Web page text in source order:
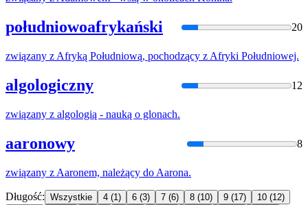
południowoafrykański 20
związany z Afryką Południową, pochodzący z Afryki Południowej.
algologiczny 12
związany z algologią - nauką o glonach.
aaronowy 8
związany z Aaronem, należący do Aarona.
Długość: Wszystkie 4 (1) 6 (3) 7 (6) 8 (10) 9 (17) 10 (12)